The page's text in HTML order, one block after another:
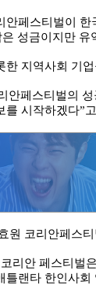
안페스티벌이
성금이지만
한 지역사회 기
안페스티벌의
를 시작하겠다”
원 코리안페스
리안 페스티벌
틀랜타 한인사